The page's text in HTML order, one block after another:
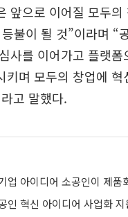
앞으로 이어질 모두의
불이 될 것”이라며 “
사를 이어가고 플랫폼
키며 모두의 창업에 혁
고 말했다.
인 혁신 아이디어 사업화